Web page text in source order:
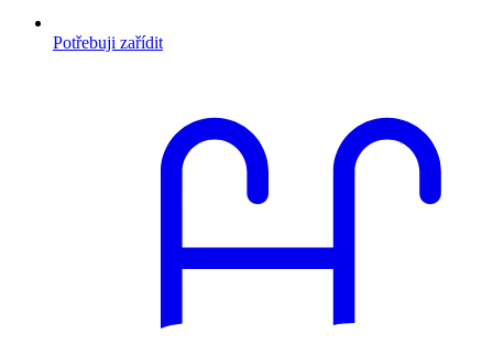
Potřebuji zařídit